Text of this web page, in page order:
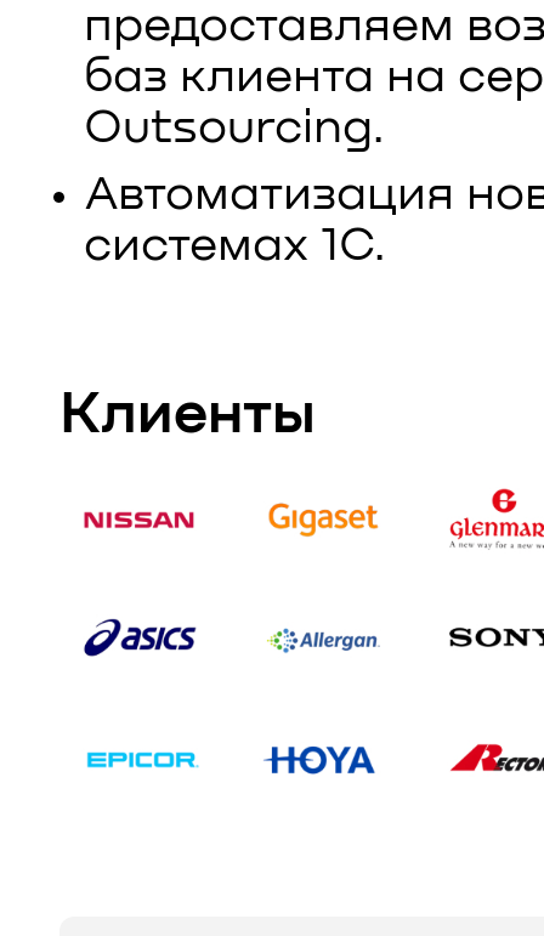
предоставляем
баз клиента на
Outsourcing.
Автоматизация
системах 1С.
Клиенты